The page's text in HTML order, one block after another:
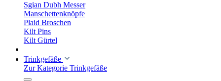
Sgian Dubh Messer
Manschettenknöpfe
Plaid Broschen
Kilt Pins
Kilt Gürtel
Trinkgefäße
Zur Kategorie Trinkgefäße